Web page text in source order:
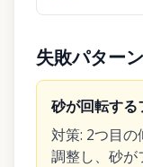
失敗パター
砂が回転する
対策: 2つ目の
調整し、砂が